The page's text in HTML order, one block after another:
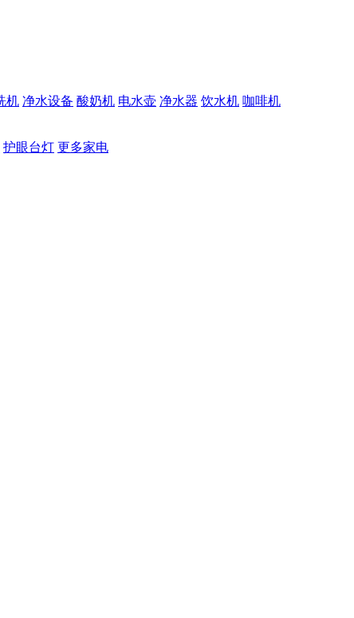
机 净水设备 酸奶机 电水壶 净水器 饮水机 咖啡机
护眼台灯 更多家电